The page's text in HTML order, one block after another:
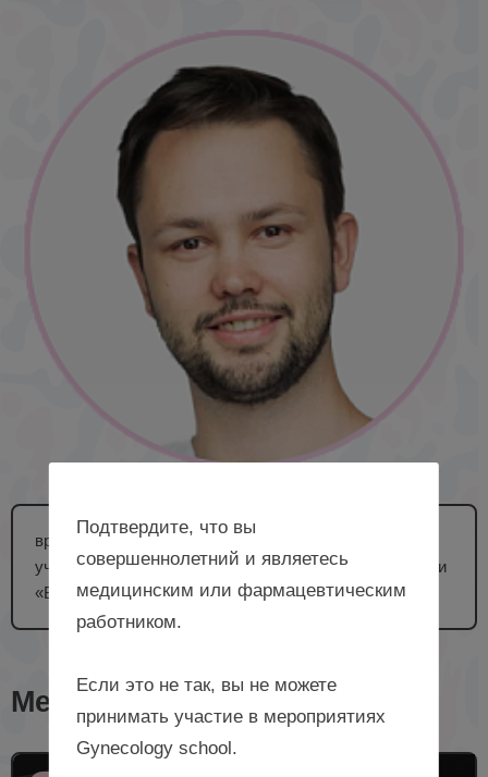
врач-дерматовенеролог, косметолог, руководитель
учебного центра «G-DERM professional», врач клиники
«Бенуа Медикал Спа», г. Санкт-Петербург
Мероприятия с лектором
Подтвердите, что вы
совершеннолетний и являетесь
медицинским или фармацевтическим
работником.
Если это не так, вы не можете
принимать участие в мероприятиях
Gynecology school.